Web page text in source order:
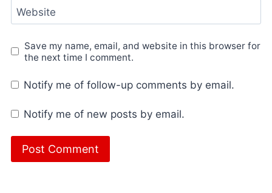
Website
Save my name, email, and website in this browser for
the next time I comment.
Notify me of follow-up comments by email.
Notify me of new posts by email.